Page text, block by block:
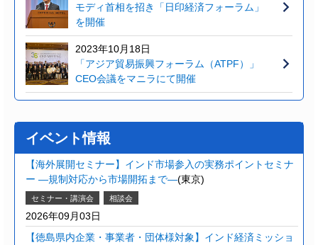
モディ首相を招き「日印経済フォーラム」
を開催
2023年10月18日
「アジア貿易振興フォーラム（ATPF）」
CEO会議をマニラにて開催
イベント情報
【海外展開セミナー】インド市場参入の実務ポイントセミナ
ー ―規制対応から市場開拓まで―(東京)
セミナー・講演会 相談会
2026年09月03日
【徳島県内企業・事業者・団体様対象】インド経済ミッショ